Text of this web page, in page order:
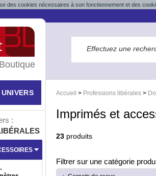
des cookies nécessaires à son fonctionnement et des
Accueil > Professions libérales >
Imprimés et
23 produits
Filtrer sur une catégorie
: